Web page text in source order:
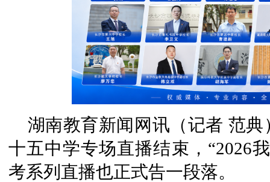
湖南教育新闻网讯（记者 范
十五中学专场直播结束，“2026
考系列直播也正式告一段落。